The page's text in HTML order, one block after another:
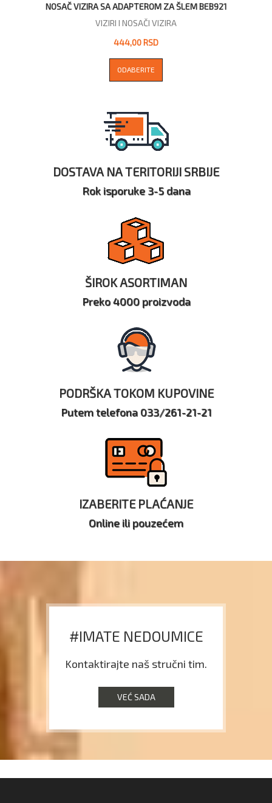
NOSAČ VIZIRA SA ADAPTEROM ZA ŠLEM BEB921
VIZIRI I NOSAČI VIZIRA
444,00 RSD
ODABERITE
DOSTAVA NA TERITORIJI SRBIJE
Rok isporuke 3-5 dana
ŠIROK ASORTIMAN
Preko 4000 proizvoda
PODRŠKA TOKOM KUPOVINE
Putem telefona 033/261-21-21
IZABERITE PLAĆANJE
Online ili pouzećem
#IMATE NEDOUMICE
Kontaktirajte naš stručni tim.
VEĆ SADA